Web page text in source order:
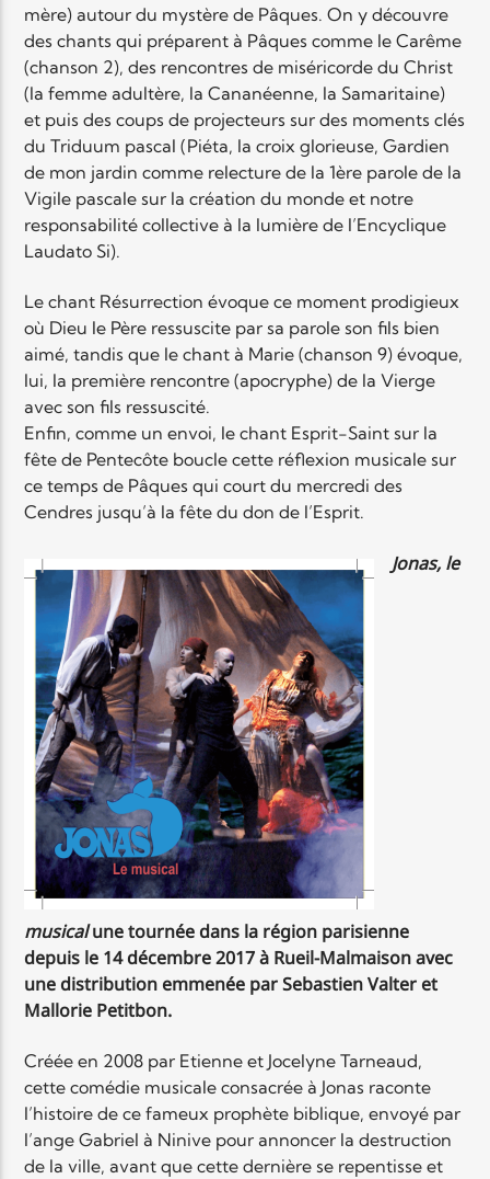
mère) autour du mystère de Pâques. On y découvre
des chants qui préparent à Pâques comme le Carême
(chanson 2), des rencontres de miséricorde du Christ
(la femme adultère, la Cananéenne, la Samaritaine)
et puis des coups de projecteurs sur des moments clés
du Triduum pascal (Piéta, la croix glorieuse, Gardien
de mon jardin comme relecture de la 1ère parole de la
Vigile pascale sur la création du monde et notre
responsabilité collective à la lumière de l’Encyclique
Laudato Si).
Le chant Résurrection évoque ce moment prodigieux
où Dieu le Père ressuscite par sa parole son fils bien
aimé, tandis que le chant à Marie (chanson 9) évoque,
lui, la première rencontre (apocryphe) de la Vierge
avec son fils ressuscité.
Enfin, comme un envoi, le chant Esprit-Saint sur la
fête de Pentecôte boucle cette réflexion musicale sur
ce temps de Pâques qui court du mercredi des
Cendres jusqu’à la fête du don de l’Esprit.
Jonas, le
musicalune tournée dans la région parisienne
depuis le 14 décembre 2017 à Rueil-Malmaison avec
une distribution emmenée par Sebastien Valter et
Mallorie Petitbon.
Créée en 2008 par Etienne et Jocelyne Tarneaud,
cette comédie musicale consacrée à Jonas raconte
l’histoire de ce fameux prophète biblique, envoyé par
l’ange Gabriel à Ninive pour annoncer la destruction
de la ville, avant que cette dernière se repentisse et